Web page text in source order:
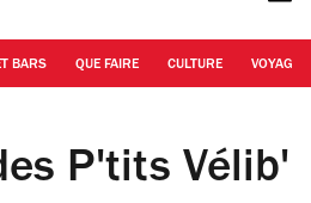
BARS QUE FAIRE CULTURE VOYAGE
P'tits Vélib'